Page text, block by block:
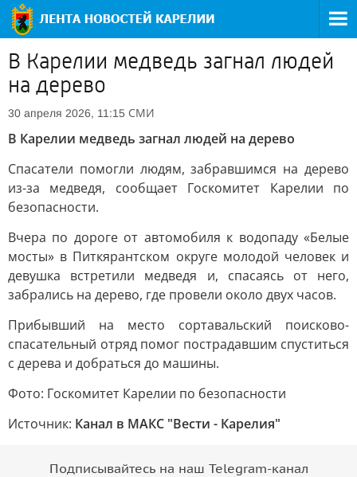
В Карелии медведь загнал людей
на дерево
30 апреля 2026, 11:15 СМИ
В Карелии медведь загнал людей на дерево
Спасатели помогли людям, забравшимся на дерево
из-за медведя, сообщает Госкомитет Карелии по
безопасности.
Вчера по дороге от автомобиля к водопаду «Белые
мосты» в Питкярантском округе молодой человек и
девушка встретили медведя и, спасаясь от него,
забрались на дерево, где провели около двух часов.
Прибывший на место сортавальский поисково-
спасательный отряд помог пострадавшим спуститься
с дерева и добраться до машины.
Фото: Госкомитет Карелии по безопасности
Источник: Канал в МАКС "Вести - Карелия"
Подписывайтесь на наш Telegram-канал